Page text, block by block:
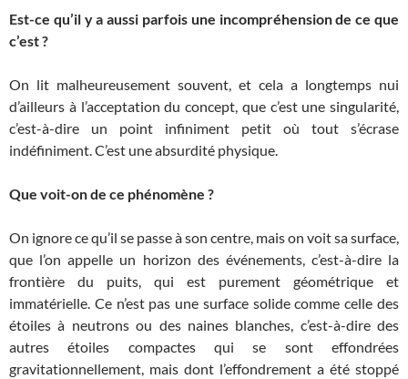
Est-ce qu’il y a aussi parfois une incompréhension de ce que
c’est ?
On lit malheureusement souvent, et cela a longtemps nui
d’ailleurs à l’acceptation du concept, que c’est une singularité,
c’est-à-dire un point infiniment petit où tout s’écrase
indéfiniment. C’est une absurdité physique.
Que voit-on de ce phénomène ?
On ignore ce qu’il se passe à son centre, mais on voit sa surface,
que l’on appelle un horizon des événements, c’est-à-dire la
frontière du puits, qui est purement géométrique et
immatérielle. Ce n’est pas une surface solide comme celle des
étoiles à neutrons ou des naines blanches, c’est-à-dire des
autres étoiles compactes qui se sont effondrées
gravitationnellement, mais dont l’effondrement a été stoppé